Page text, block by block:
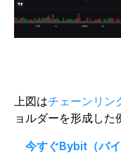
上図はチェーンリン
ョルダーを形成した
今すぐBybit（バ